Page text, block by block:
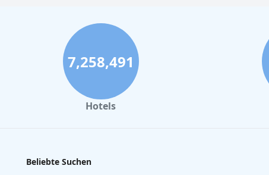
7,258,491
Hotels
Beliebte Suchen